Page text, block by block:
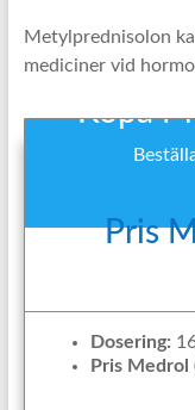
Metylprednisolon
mediciner vid
Köpa
Pris
Dosering:
Pris Medrol